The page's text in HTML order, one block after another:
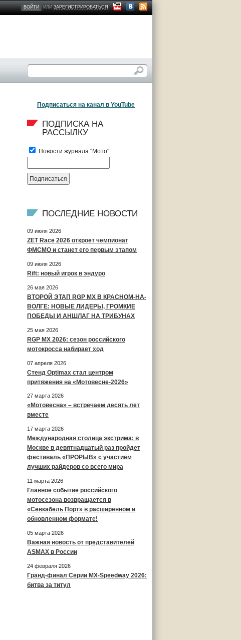
ВОЙТИ ИЛИЗАРЕГИСТРИРОВАТЬСЯ
Подписаться на канал в YouTube
ПОДПИСКА НА
РАССЫЛКУ
Новости журнала "Мото"
ПОСЛЕДНИЕ НОВОСТИ
09 июля 2026
ZET Race 2026 откроет чемпионат
ФМСМО и станет его первым этапом
09 июля 2026
Rift: новый игрок в эндуро
26 мая 2026
ВТОРОЙ ЭТАП RGP MX В КРАСНОМ-НА-
ВОЛГЕ: НОВЫЕ ЛИДЕРЫ, ГРОМКИЕ
ПОБЕДЫ И АНШЛАГ НА ТРИБУНАХ
25 мая 2026
RGP MX 2026: сезон российского
мотокросса набирает ход
07 апреля 2026
Стенд Optimax стал центром
притяжения на «Мотовесне-2026»
27 марта 2026
«Мотовесна» – встречаем десять лет
вместе
17 марта 2026
Международная столица экстрима: в
Москве в девятнадцатый раз пройдет
фестиваль «ПРОРЫВ» с участием
лучших райдеров со всего мира
11 марта 2026
Главное событие российского
мотосезона возвращается в
«Севкабель Порт» в расширенном и
обновленном формате!
05 марта 2026
Важная новость от представителей
ASMAX в России
24 февраля 2026
Гранд-финал Серии MX-Speedway 2026:
битва за титул